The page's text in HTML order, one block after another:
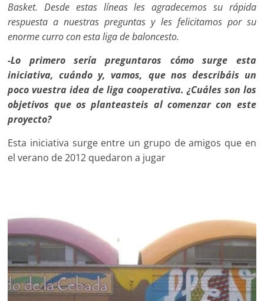
Basket.Desde estas líneas les agradecemos su rápida
respuesta a nuestras preguntas y les felicitamos por su
enorme curro con esta liga de baloncesto.
-Lo primero sería preguntaros cómo surge esta
iniciativa, cuándo y, vamos, que nos describáis un
poco vuestra idea de liga cooperativa. ¿Cuáles son los
obje­tivos que os planteasteis al comenzar con este
proyecto?
Esta iniciativa surge entre un grupo de amigos que en
el verano de 2012 quedaron a jugar